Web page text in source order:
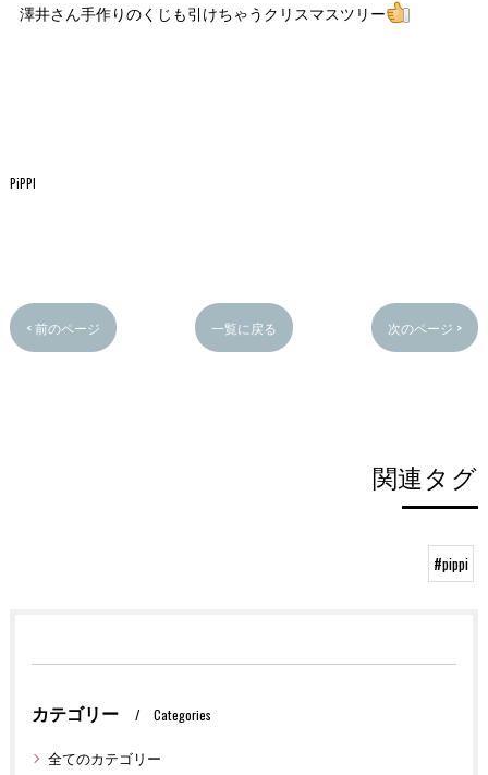
澤井さん手作りのくじも引けちゃうクリスマスツリー
PiPPI
< 前のページ 一覧に戻る 次のページ >
関連タグ
#pippi
カテゴリー Categories
全てのカテゴリー